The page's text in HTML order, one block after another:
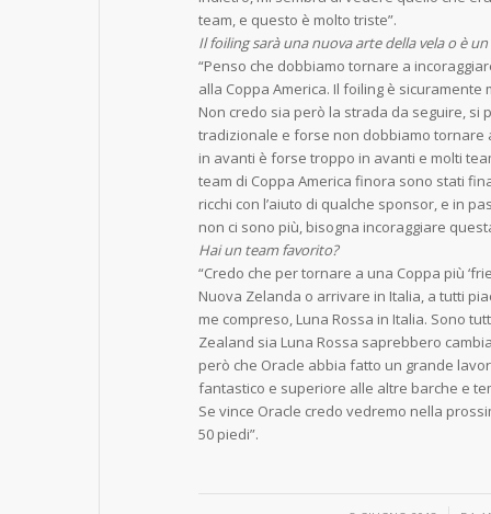
team, e questo è molto triste”.
Il foiling sarà una nuova arte della vela o è
“Penso che dobbiamo tornare a
alla Coppa America. Il foiling è
Non credo sia però la strada da seguire, si
tradizionale e forse non dobbiamo tornare
in avanti è forse troppo in avanti e molti
team di Coppa America finora sono stati
ricchi con l’aiuto di qualche sponsor, e in
non ci sono più, bisogna incoraggiare
Hai un team favorito?
“Credo che per tornare a una Coppa più
Nuova Zelanda o arrivare in Italia, a tutti
me compreso, Luna Rossa in Italia. Sono
Zealand sia Luna Rossa saprebbero
però che Oracle abbia fatto un grande
fantastico e superiore alle altre barche e
Se vince Oracle credo vedremo nella
50 piedi”.